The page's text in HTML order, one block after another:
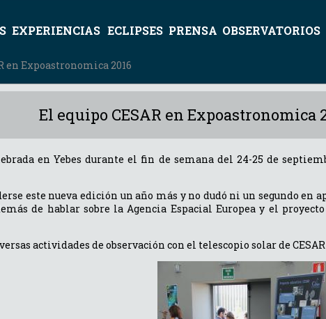
EXPERIENCIAS ECLIPSES PRENSA OBSERVATORIOS
en Expoastronomica 2016
El equipo CESAR en Expoastronomica
en Yebes durante el fin de semana del 24-25 de
este nueva edición un año más y no dudó ni un segundo
de hablar sobre la Agencia Espacial Europea y el
actividades de observación con el telescopio solar de